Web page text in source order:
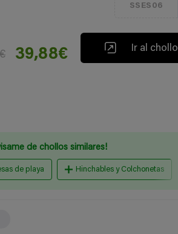
SSES06
39,88€ Ir al chollo
de chollos similares!
de playa Hinchables y Colchonetas